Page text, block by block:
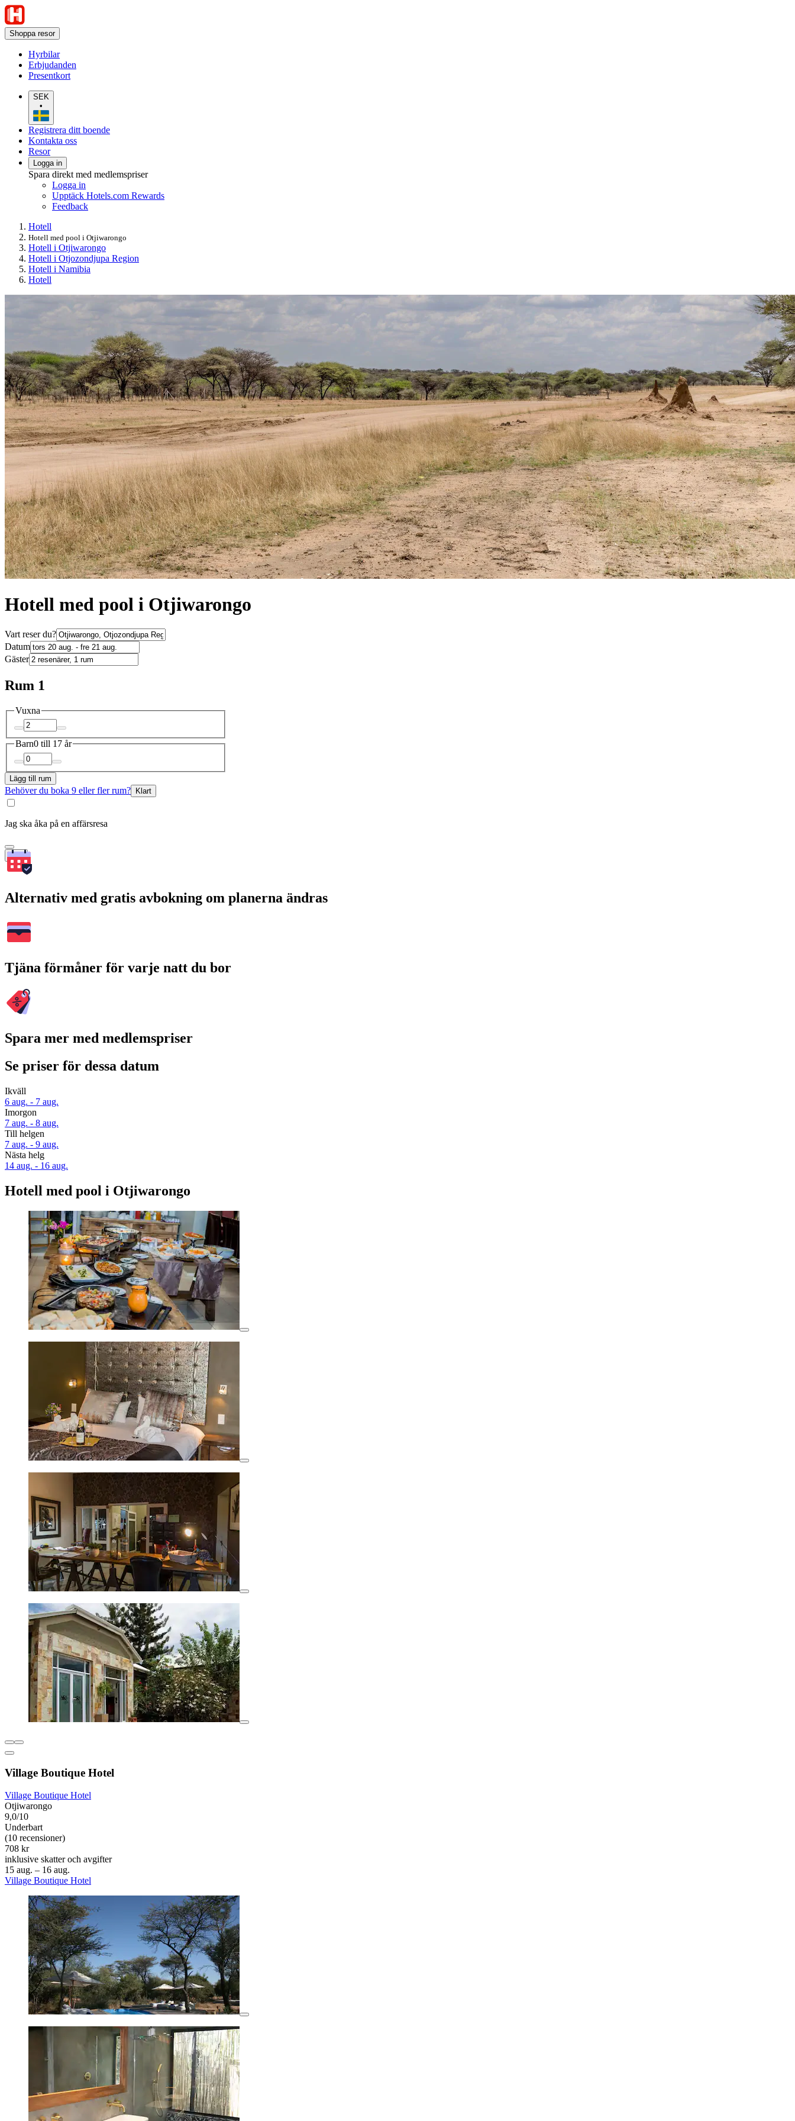
Shoppa resor
Hyrbilar
Erbjudanden
Presentkort
SEK
•
Registrera ditt boende
Kontakta oss
Resor
Logga in
Spara direkt med medlemspriser
Logga in
Upptäck Hotels.com Rewards
Feedback
Hotell
Hotell med pool i Otjiwarongo
Hotell i Otjiwarongo
Hotell i Otjozondjupa Region
Hotell i Namibia
Hotell
Hotell med pool i Otjiwarongo
Vart reser du?
Datum
Gäster
Rum 1
Vuxna
Barn0 till 17 år
Lägg till rum
Behöver du boka 9 eller fler rum? Klart
Jag ska åka på en affärsresa
Sök
Alternativ med gratis avbokning om planerna ändras
Tjäna förmåner för varje natt du bor
Spara mer med medlemspriser
Se priser för dessa datum
Ikväll
6 aug. - 7 aug.
Imorgon
7 aug. - 8 aug.
Till helgen
7 aug. - 9 aug.
Nästa helg
14 aug. - 16 aug.
Hotell med pool i Otjiwarongo
Village Boutique Hotel
Village Boutique Hotel
Otjiwarongo
9,0/10
Underbart
(10 recensioner)
708 kr
inklusive skatter och avgifter
15 aug. – 16 aug.
Village Boutique Hotel